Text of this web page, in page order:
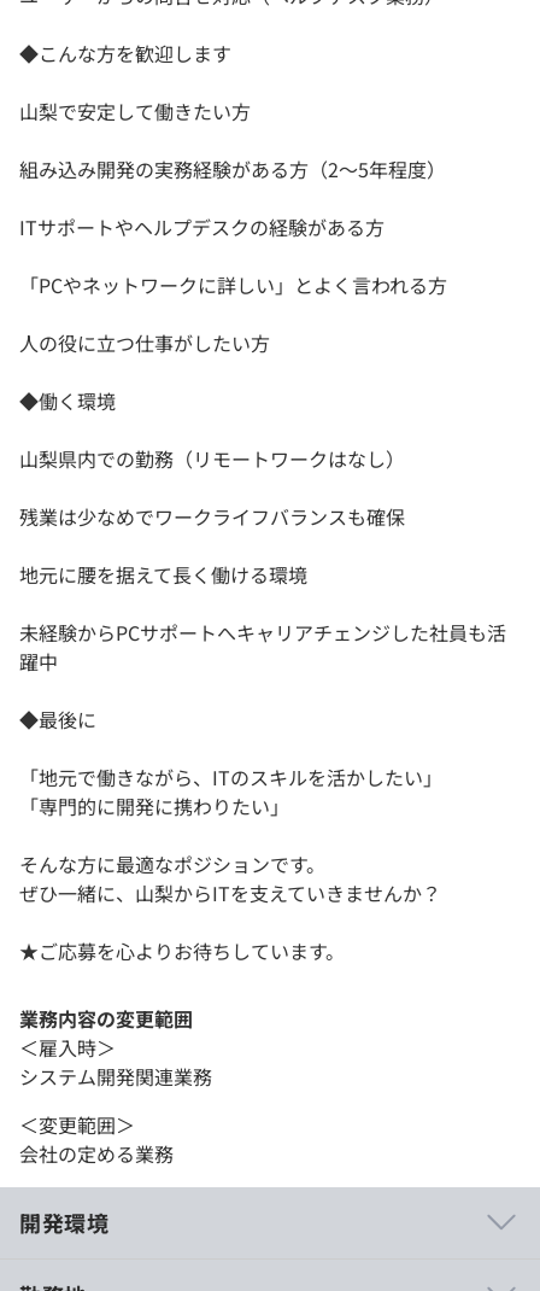
◆こんな方を歓迎します
山梨で安定して働きたい方
組み込み開発の実務経験がある方（2～5年程度）
ITサポートやヘルプデスクの経験がある方
「PCやネットワークに詳しい」とよく言われる方
人の役に立つ仕事がしたい方
◆働く環境
山梨県内での勤務（リモートワークはなし）
残業は少なめでワークライフバランスも確保
地元に腰を据えて長く働ける環境
未経験からPCサポートへキャリアチェンジした社員も活
躍中
◆最後に
「地元で働きながら、ITのスキルを活かしたい」
「専門的に開発に携わりたい」
そんな方に最適なポジションです。
ぜひ一緒に、山梨からITを支えていきませんか？
★ご応募を心よりお待ちしています。
業務内容の変更範囲
＜雇入時＞
システム開発関連業務
＜変更範囲＞
会社の定める業務
開発環境